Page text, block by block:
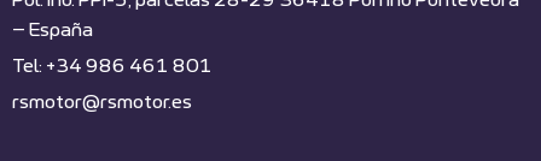
– España
Tel: +34 986 461 801
rsmotor@rsmotor.es